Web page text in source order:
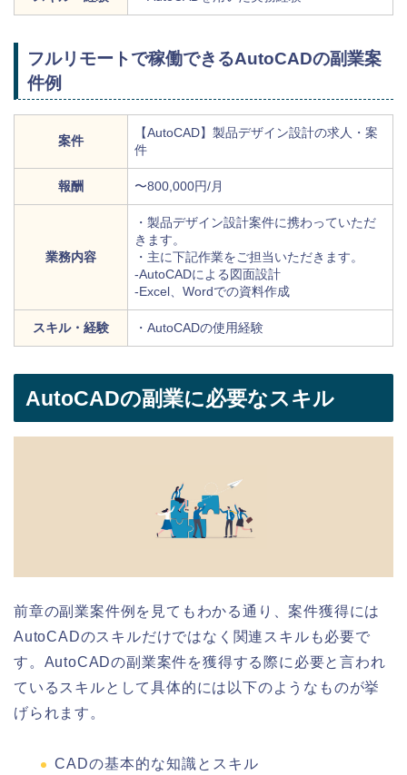
フルリモートで稼働できるAutoCADの副業案
件例
案件
【AutoCAD】製品デザイン設計の求人・案
件
報酬 〜800,000円/月
業務内容
・製品デザイン設計案件に携わっていただ
きます。
・主に下記作業をご担当いただきます。
‐AutoCADによる図面設計
‐Excel、Wordでの資料作成
スキル・経験 ・AutoCADの使用経験
AutoCADの副業に必要なスキル
前章の副業案件例を見てもわかる通り、案件獲得には
AutoCADのスキルだけではなく関連スキルも必要で
す。AutoCADの副業案件を獲得する際に必要と言われ
ているスキルとして具体的には以下のようなものが挙
げられます。
CADの基本的な知識とスキル